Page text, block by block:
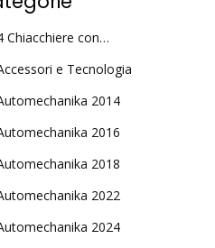
Chiacchiere con…
e Tecnologia
2014
2016
2018
2022
2024